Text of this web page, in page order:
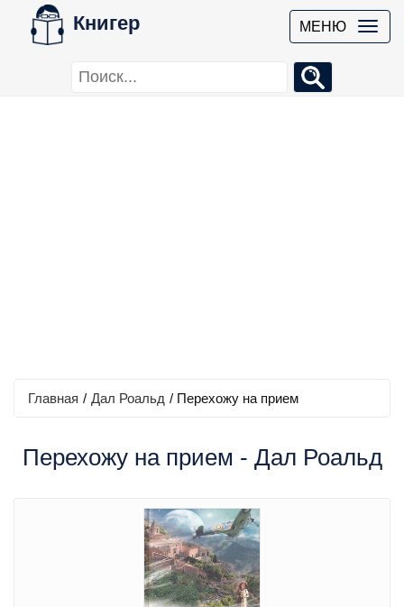
Книгер МЕНЮ
Главная / Дал Роальд / Перехожу на прием
Перехожу на прием - Дал Роальд